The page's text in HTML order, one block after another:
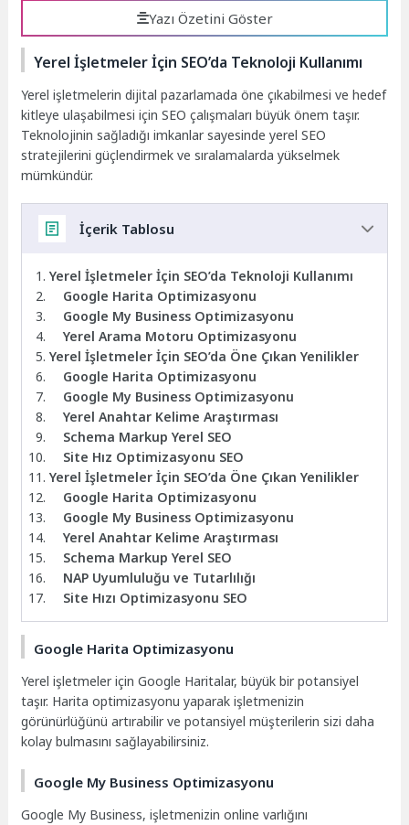
Yazı Özetini Göster
Yerel İşletmeler İçin SEO’da Teknoloji Kullanımı
Yerel işletmelerin dijital pazarlamada öne çıkabilmesi ve hedef
kitleye ulaşabilmesi için SEO çalışmaları büyük önem taşır.
Teknolojinin sağladığı imkanlar sayesinde yerel SEO
stratejilerini güçlendirmek ve sıralamalarda yükselmek
mümkündür.
İçerik Tablosu
Yerel İşletmeler İçin SEO’da Teknoloji Kullanımı
Google Harita Optimizasyonu
Google My Business Optimizasyonu
Yerel Arama Motoru Optimizasyonu
Yerel İşletmeler İçin SEO’da Öne Çıkan Yenilikler
Google Harita Optimizasyonu
Google My Business Optimizasyonu
Yerel Anahtar Kelime Araştırması
Schema Markup Yerel SEO
Site Hız Optimizasyonu SEO
Yerel İşletmeler İçin SEO’da Öne Çıkan Yenilikler
Google Harita Optimizasyonu
Google My Business Optimizasyonu
Yerel Anahtar Kelime Araştırması
Schema Markup Yerel SEO
NAP Uyumluluğu ve Tutarlılığı
Site Hızı Optimizasyonu SEO
Google Harita Optimizasyonu
Yerel işletmeler için Google Haritalar, büyük bir potansiyel
taşır. Harita optimizasyonu yaparak işletmenizin
görünürlüğünü artırabilir ve potansiyel müşterilerin sizi daha
kolay bulmasını sağlayabilirsiniz.
Google My Business Optimizasyonu
Google My Business, işletmenizin online varlığını